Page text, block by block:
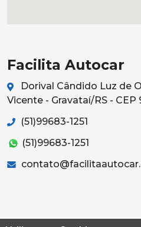
Facilita Autocar
Dorival Cândido Luz de
Vicente - Gravataí/RS -
(51)99683-1251
(51)99683-1251